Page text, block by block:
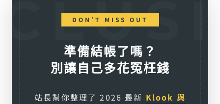
DON'T MISS OUT
準備結帳了嗎？
別讓自己多花冤枉錢
站長幫你整理了 2026 最新 Klook 與